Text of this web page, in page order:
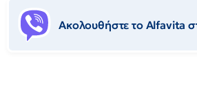
Ακολουθήστε το Αlfavita